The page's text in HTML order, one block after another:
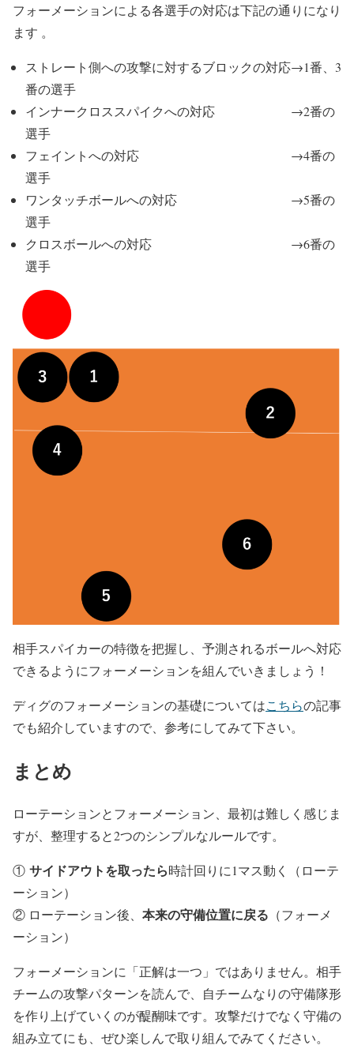
フォーメーションによる各選手の対応は下記の通りになり
ます 。
ストレート側への攻撃に対するブロックの対応→1番、3
番の選手
インナークロススパイクへの対応 →2番の
選手
フェイントへの対応 →4番の
選手
ワンタッチボールへの対応 →5番の
選手
クロスボールへの対応 →6番の
選手
相手スパイカーの特徴を把握し、予測されるボールへ対応
できるようにフォーメーションを組んでいきましょう！
ディグのフォーメーションの基礎についてはこちらの記事
でも紹介していますので、参考にしてみて下さい。
まとめ
ローテーションとフォーメーション、最初は難しく感じま
すが、整理すると2つのシンプルなルールです。
① サイドアウトを取ったら時計回りに1マス動く（ローテ
ーション）
② ローテーション後、 本来の守備位置に戻る （フォーメ
ーション）
フォーメーションに「正解は一つ」ではありません。相手
チームの攻撃パターンを読んで、自チームなりの守備隊形
を作り上げていくのが醍醐味です。攻撃だけでなく守備の
組み立てにも、ぜひ楽しんで取り組んでみてください。